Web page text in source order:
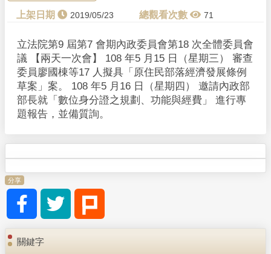
V
i
d
e
2019/05/23 71
立法院第9 屆第7 會期內政委員會第18 次全體委員會
議 【兩天一次會】 108 年5 月15 日（星期三） 審查
委員廖國棟等17 人擬具「原住民部落經濟發展條例
草案」案。 108 年5 月16 日（星期四） 邀請內政部
部長就「數位身分證之規劃、功能與經費」 進行專
題報告，並備質詢。
分享
關鍵字